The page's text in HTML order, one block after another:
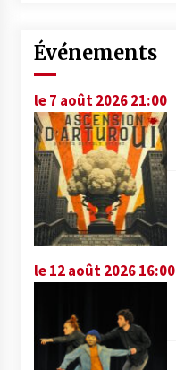
Événements
le 7 août 2026 21:00
le 12 août 2026 16:00